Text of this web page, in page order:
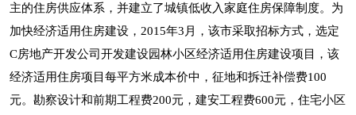
主的住房供应体系，并建立了城镇低收入家庭住房保障制度。为
加快经济适用住房建设，2015年3月，该市采取招标方式，选定
C房地产开发公司开发建设园林小区经济适用住房建设项目，该
经济适用住房项目每平方米成本价中，征地和拆迁补偿费100
元。勘察设计和前期工程费200元，建安工程费600元，住宅小区